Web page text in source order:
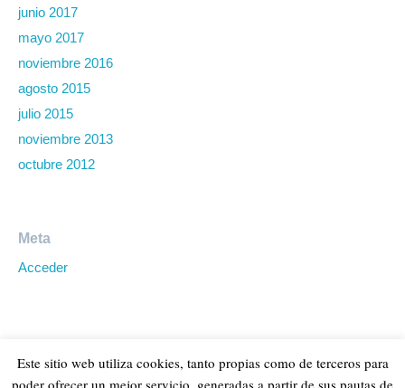
junio 2017
mayo 2017
noviembre 2016
agosto 2015
julio 2015
noviembre 2013
octubre 2012
Meta
Acceder
Este sitio web utiliza cookies, tanto propias como de terceros para